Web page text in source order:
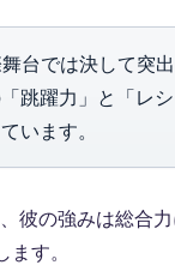
台では決して突
跳躍力」と「レ
います。
彼の強みは総合
す。